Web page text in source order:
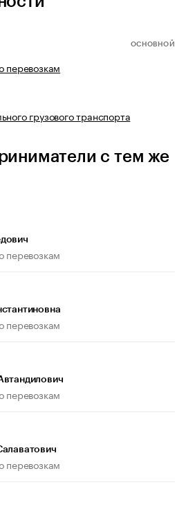
ОСНОВНОЙ
перевозкам
грузового транспорта
с тем же
перевозкам
перевозкам
перевозкам
перевозкам